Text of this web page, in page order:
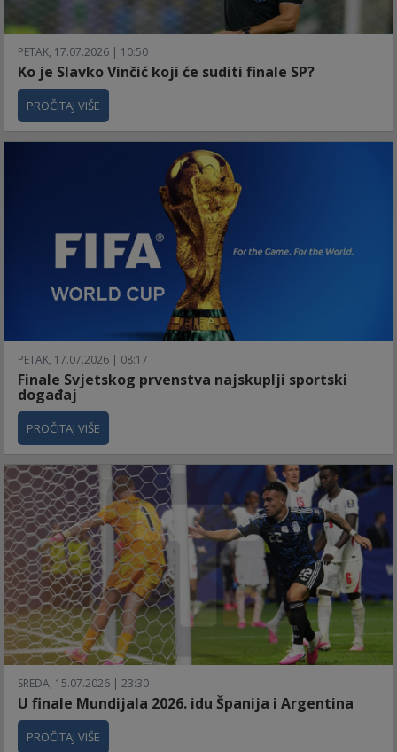
PETAK, 17.07.2026 | 10:50
Ko je Slavko Vinčić koji će suditi finale SP?
PROČITAJ VIŠE
PETAK, 17.07.2026 | 08:17
Finale Svjetskog prvenstva najskuplji sportski
događaj
PROČITAJ VIŠE
SREDA, 15.07.2026 | 23:30
U finale Mundijala 2026. idu Španija i Argentina
PROČITAJ VIŠE